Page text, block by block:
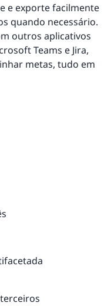
e exporte facilmente
quando necessário.
outros aplicativos
Teams e Jira,
metas, tudo em